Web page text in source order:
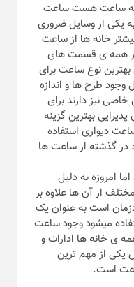
خانه ساعت هست ساعت
به یکی از وسایل ضروری
خانه ها از ساعت
در همه ی قسمت های
نوع ساعت برای
وجود طرح ها و اندازه
نیز دارند برای
بهترین گزینه
دیواری استفاده
در گذشته از ساعت ها
امروزه به دلیل
از آن ها علاوه بر
است به عنوان یک
میشود وجود ساعت
ی خانه ها ادارات و
یکی از مهم ترین
است.